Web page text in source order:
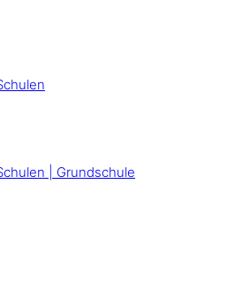
| Grundschule